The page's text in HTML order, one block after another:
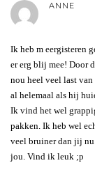
ANNE
Ik heb m eergisteren
er erg blij mee! Door
nou heel veel last
al helemaal als hij
Ik vind het wel
pakken. Ik heb wel
veel bruiner dan jij
jou. Vind ik leuk ;p